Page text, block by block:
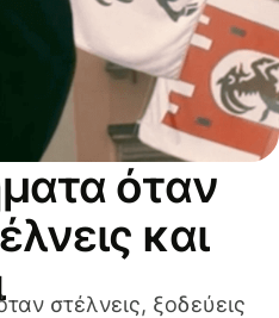
όταν
και
στέλνεις, ξοδεύεις